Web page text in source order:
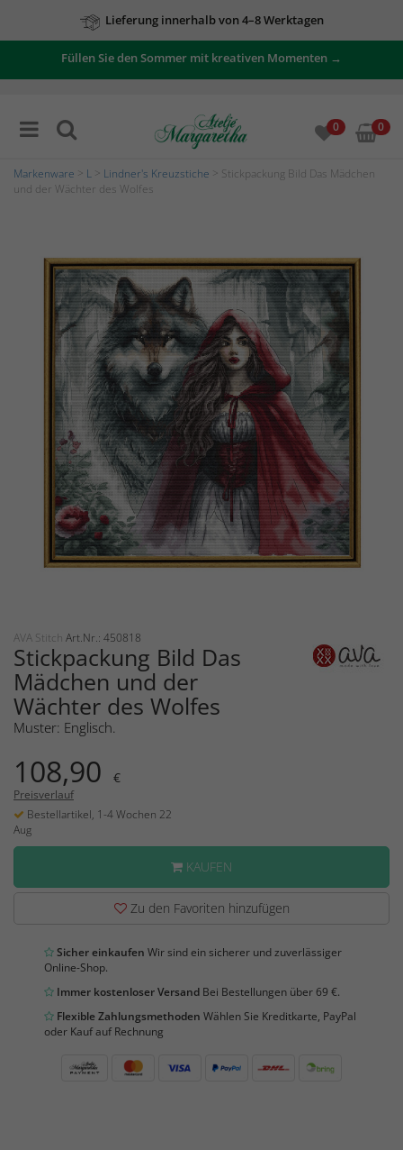
Lieferung innerhalb von 4–8 Werktagen
Füllen Sie den Sommer mit kreativen Momenten →
0 0
Markenware L Lindner's Kreuzstiche > Stickpackung Bild Das Mädchen
und der Wächter des Wolfes
AVA Stitch Art.Nr.: 450818
Stickpackung Bild Das
Mädchen und der
Wächter des Wolfes
Muster: Englisch.
108,90 €
Preisverlauf
Bestellartikel, 1-4 Wochen 22
Aug
KAUFEN
Zu den Favoriten hinzufügen
Sicher einkaufen Wir sind ein sicherer und zuverlässiger
Online-Shop.
Immer kostenloser Versand Bei Bestellungen über 69 €.
Flexible Zahlungsmethoden Wählen Sie Kreditkarte, PayPal
oder Kauf auf Rechnung